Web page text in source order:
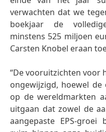
verwachten dat we
boekjaar de
minstens 525 miljoen
Carsten Knobel eraan
“De vooruitzichten voor
ongewijzigd, hoewel
op de wereldmarkten
uitgaan dat zowel de
aangepaste EPS-groei